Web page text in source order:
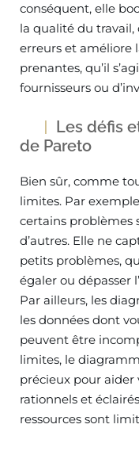
conséquent, elle
la qualité du travail,
erreurs et améliore
prenantes, qu’il
fournisseurs ou
Les défis
de Pareto
Bien sûr, comme
limites. Par
certains problèmes
d’autres. Elle ne
petits problèmes,
égaler ou dépasser
Par ailleurs, les
les données dont
peuvent être
limites, le
précieux pour aider
rationnels et
ressources sont